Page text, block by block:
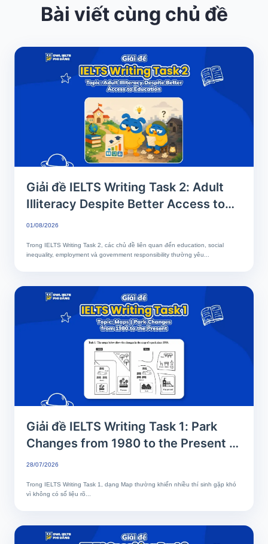
Bài viết cùng chủ đề
Giải đề IELTS Writing Task 2: Adult
Illiteracy Despite Better Access to
Education | Phân tích chi tiết & Bài
01/08/2026
Trong IELTS Writing Task 2, các chủ đề liên quan đến education, social
inequality, employment và government responsibility thường yêu...
Giải đề IELTS Writing Task 1: Park
Changes from 1980 to the Present |
Phân tích chi tiết & Bài mẫu band 8+
28/07/2026
Trong IELTS Writing Task 1, dạng Map thường khiến nhiều thí sinh gặp khó
vì không có số liệu rõ...